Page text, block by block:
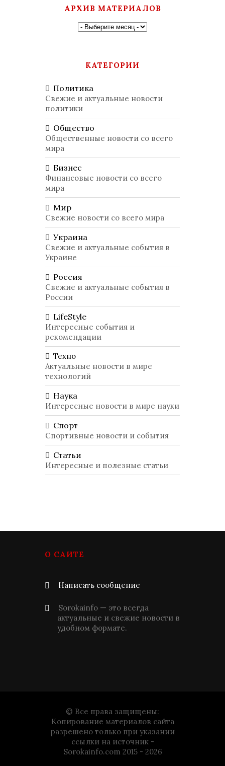
АРХИВ МАТЕРИАЛОВ
КАТЕГОРИИ
Политика
Свежие и актуальные новости
политики
Общество
Общественные новости со всего
мира
Бизнес
Финансовые новости со всего
мира
Мир
Свежие новости со всего мира
Украина
Свежие и актуальные события в
Украине
Россия
Свежие и актуальные события в
России
LifeStyle
Интересные события и
рекомендации
Техно
Актуальные новости в мире
технологий
Наука
Интересные новости в мире науки
Спорт
Спортивные новости и события
Статьи
Интересные и полезные статьи
О САЙТЕ
Написать сообщение
Sorokainfo — это всегда
актуальные и свежие новости в
удобном формате.
© Все права защищены:
Копирование материалов сайта
разрешено только при указании
ссылки на источник -
Sorokainfo.com 2015 - 2026